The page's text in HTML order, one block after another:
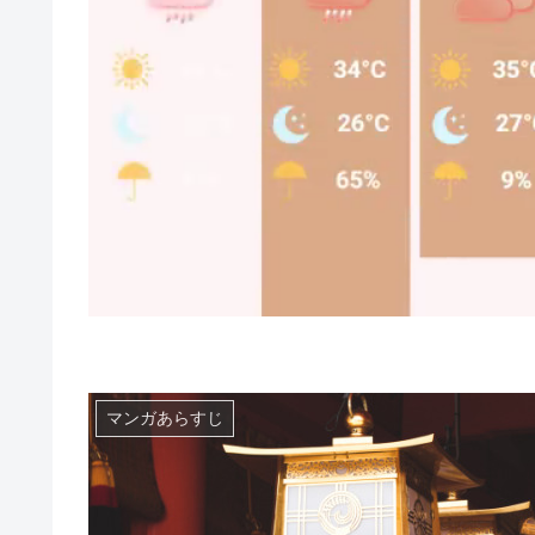
マンガあらすじ